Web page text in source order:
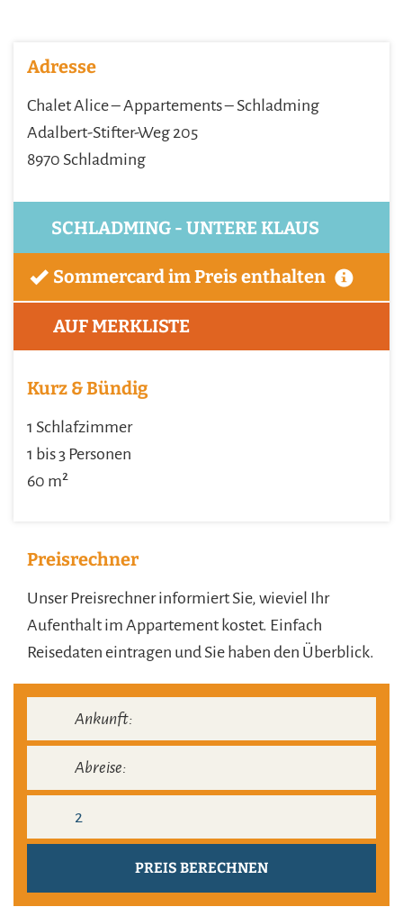
Adresse
Chalet Alice – Appartements – Schladming
Adalbert-Stifter-Weg 205
8970 Schladming
SCHLADMING - UNTERE KLAUS
Sommercard im Preis enthalten
AUF MERKLISTE
Kurz & Bündig
1 Schlafzimmer
1 bis 3 Personen
60 m²
Preisrechner
Unser Preisrechner informiert Sie, wieviel Ihr
Aufenthalt im Appartement kostet. Einfach
Reisedaten eintragen und Sie haben den Überblick.